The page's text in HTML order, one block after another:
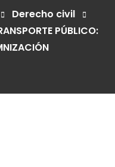
Derecho civil
PÚBLICO: